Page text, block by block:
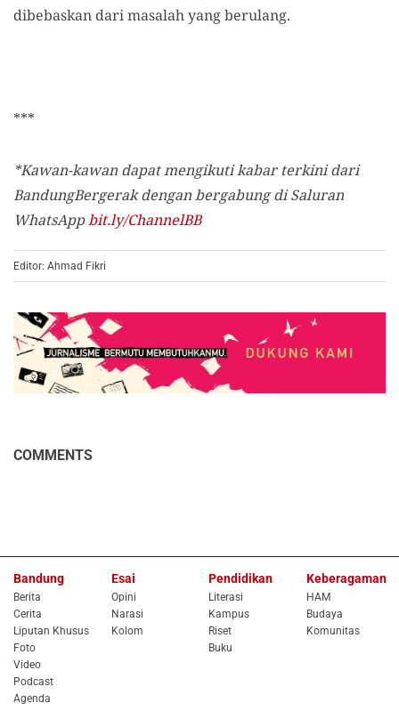
dibebaskan dari masalah yang berulang.
***
*Kawan-kawan dapat mengikuti kabar terkini dari
BandungBergerak dengan bergabung di Saluran
WhatsAppbit.ly/ChannelBB
Editor: Ahmad Fikri
COMMENTS
Bandung
Berita
Cerita
Liputan Khusus
Foto
Video
Podcast
Agenda
Esai
Opini
Narasi
Kolom
Pendidikan
Literasi
Kampus
Riset
Buku
Keberagaman
HAM
Budaya
Komunitas